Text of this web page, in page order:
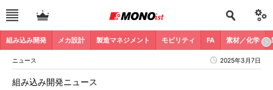
組み込み開発 メカ設計 製造マネジメント モビリティ FA 素材／化学
ニュース 2025年3月7日
組み込み開発ニュース